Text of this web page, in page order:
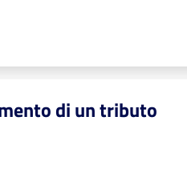
di un tributo